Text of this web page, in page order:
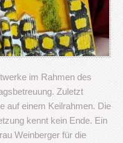
im Rahmen des
Zuletzt
auf einem Keilrahmen. Die
kennt kein Ende. Ein
Weinberger für die